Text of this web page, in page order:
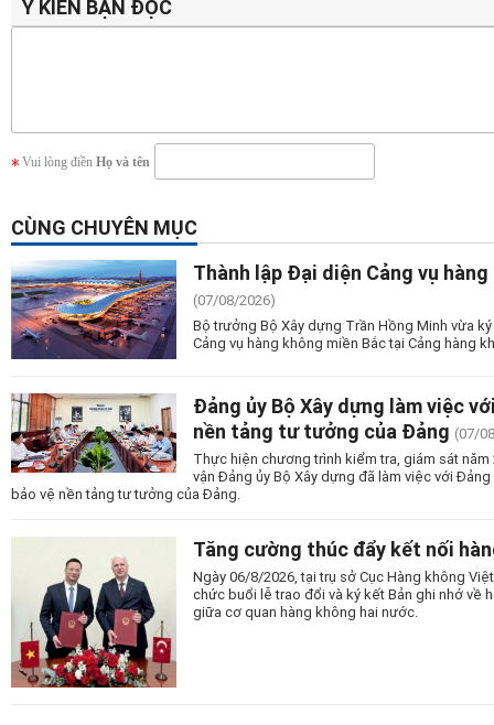
Ý KIẾN BẠN ĐỌC
Vui lòng điền Họ và tên
CÙNG CHUYÊN MỤC
Thành lập Đại diện Cảng vụ
(07/08/2026)
Bộ trưởng Bộ Xây dựng Trần Hồng Minh vừa
Cảng vụ hàng không miền Bắc tại Cảng hàng
Đảng ủy Bộ Xây dựng làm việc
nền tảng tư tưởng của Đảng (07/
Thực hiện chương trình kiểm tra, giám sát
vận Đảng ủy Bộ Xây dựng đã làm việc với
bảo vệ nền tảng tư tưởng của Đảng.
Tăng cường thúc đẩy kết nối
Ngày 06/8/2026, tại trụ sở Cục Hàng không
chức buổi lễ trao đổi và ký kết Bản ghi nhớ về
giữa cơ quan hàng không hai nước.